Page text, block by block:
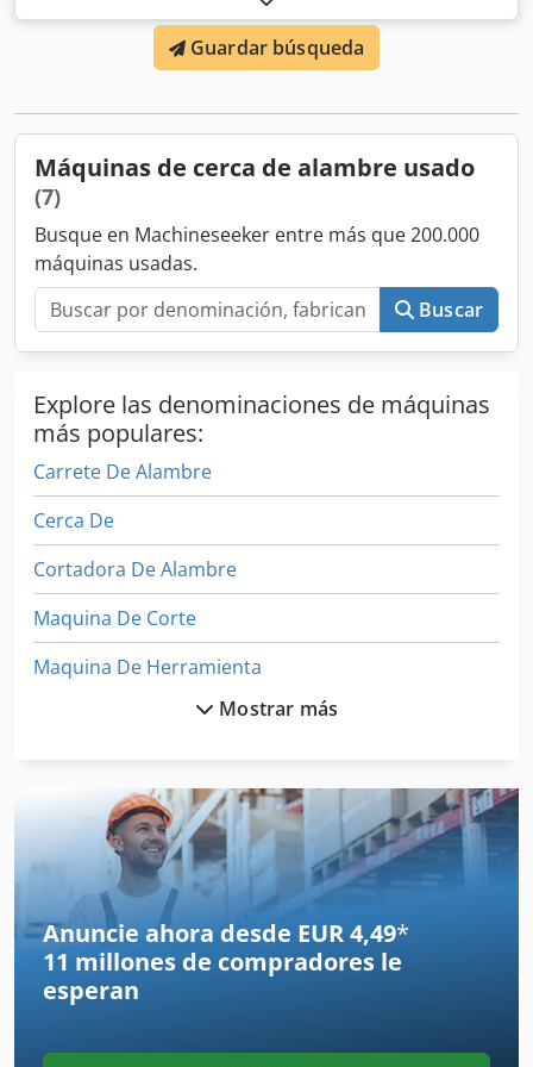
trabajo: máx. 2000 mm Capacidad: 170 m²/hora
Herramientas para ancho de malla: 60 mm
Guardar búsqueda
Máquinas de cerca de alambre usado
(7)
Busque en Machineseeker entre más que 200.000
máquinas usadas.
Buscar
Explore las denominaciones de máquinas
más populares:
Carrete De Alambre
Cerca De
Cortadora De Alambre
Maquina De Corte
Maquina De Herramienta
Máquina De Carpintería
Máquina De Conducción
Máquina De Corte De Cable
Máquina De Enderezado De Alambre
Máquina De Envasado
Máquina De Forja
Mostrar más
Anuncie ahora desde EUR 4,49*
11 millones de compradores le
esperan